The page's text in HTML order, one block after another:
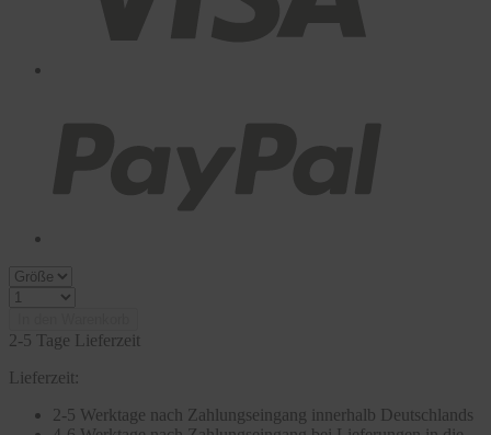
2-5 Tage Lieferzeit
Lieferzeit:
2-5 Werktage nach Zahlungseingang innerhalb Deutschlands